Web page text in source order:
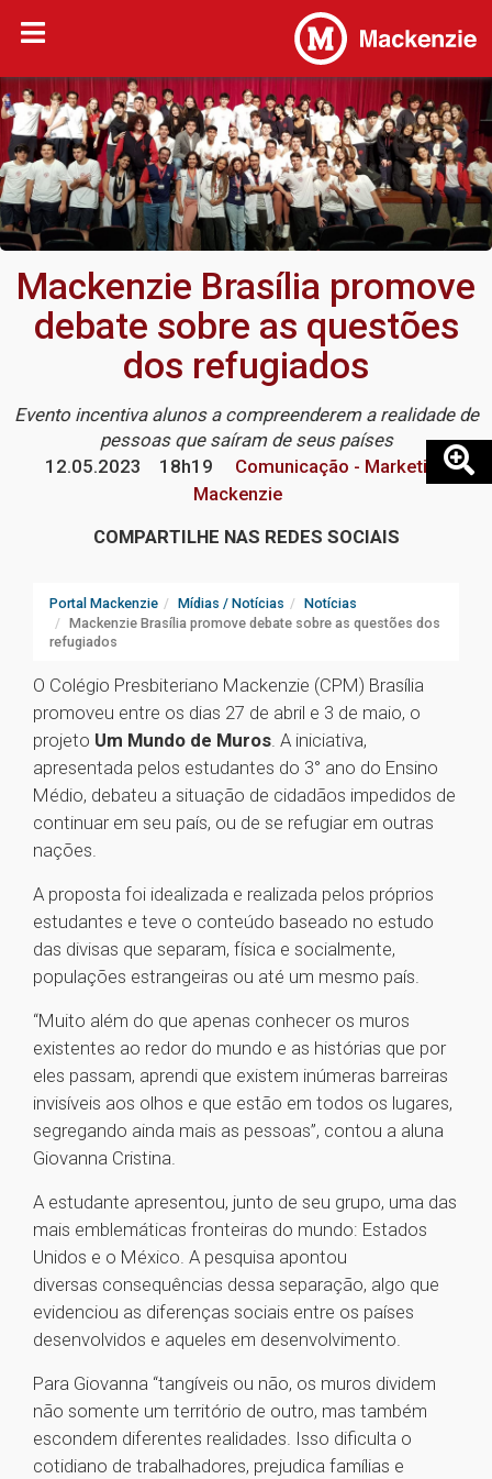
Mackenzie Brasília promove
debate sobre as questões
dos refugiados
Evento incentiva alunos a compreenderem a realidade de
pessoas que saíram de seus países
12.05.2023
18h19
Comunicação - Marketing
Mackenzie
COMPARTILHE NAS REDES SOCIAIS
Portal Mackenzie Mídias / Notícias
Notícias
Mackenzie Brasília promove debate sobre as questões dos
refugiados
O Colégio Presbiteriano Mackenzie (CPM) Brasília
promoveu entre os dias 27 de abril e 3 de maio, o
projeto Um Mundo de Muros. A iniciativa,
apresentada pelos estudantes do 3° ano do Ensino
Médio, debateu a situação de cidadãos impedidos de
continuar em seu país, ou de se refugiar em outras
nações.
A proposta foi idealizada e realizada pelos próprios
estudantes e teve o conteúdo baseado no estudo
das divisas que separam, física e socialmente,
populações estrangeiras ou até um mesmo país.
“Muito além do que apenas conhecer os muros
existentes ao redor do mundo e as histórias que por
eles passam, aprendi que existem inúmeras barreiras
invisíveis aos olhos e que estão em todos os lugares,
segregando ainda mais as pessoas”, contou a aluna
Giovanna Cristina.
A estudante apresentou, junto de seu grupo, uma das
mais emblemáticas fronteiras do mundo: Estados
Unidos e o México. A pesquisa apontou
diversas consequências dessa separação, algo que
evidenciou as diferenças sociais entre os países
desenvolvidos e aqueles em desenvolvimento.
Para Giovanna “tangíveis ou não, os muros dividem
não somente um território de outro, mas também
escondem diferentes realidades. Isso dificulta o
cotidiano de trabalhadores, prejudica famílias e